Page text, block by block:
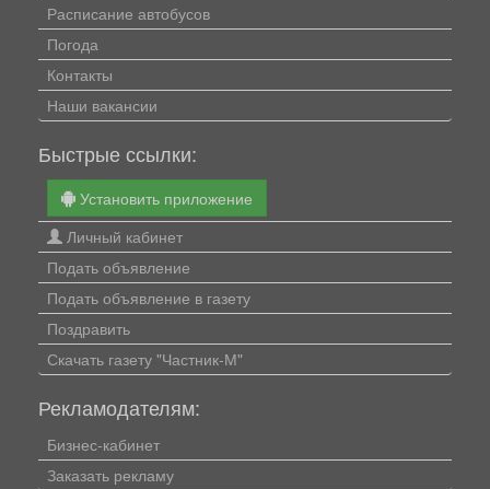
Расписание автобусов
Погода
Контакты
Наши вакансии
Быстрые ссылки:
Установить приложение
Личный кабинет
Подать объявление
Подать объявление в газету
Поздравить
Скачать газету "Частник-М"
Рекламодателям:
Бизнес-кабинет
Заказать рекламу